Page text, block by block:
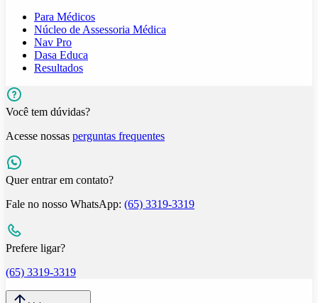
Para Médicos
Núcleo de Assessoria Médica
Nav Pro
Dasa Educa
Resultados
Você tem dúvidas?
Acesse nossas perguntas frequentes
Quer entrar em contato?
Fale no nosso WhatsApp: (65) 3319-3319
Prefere ligar?
(65) 3319-3319